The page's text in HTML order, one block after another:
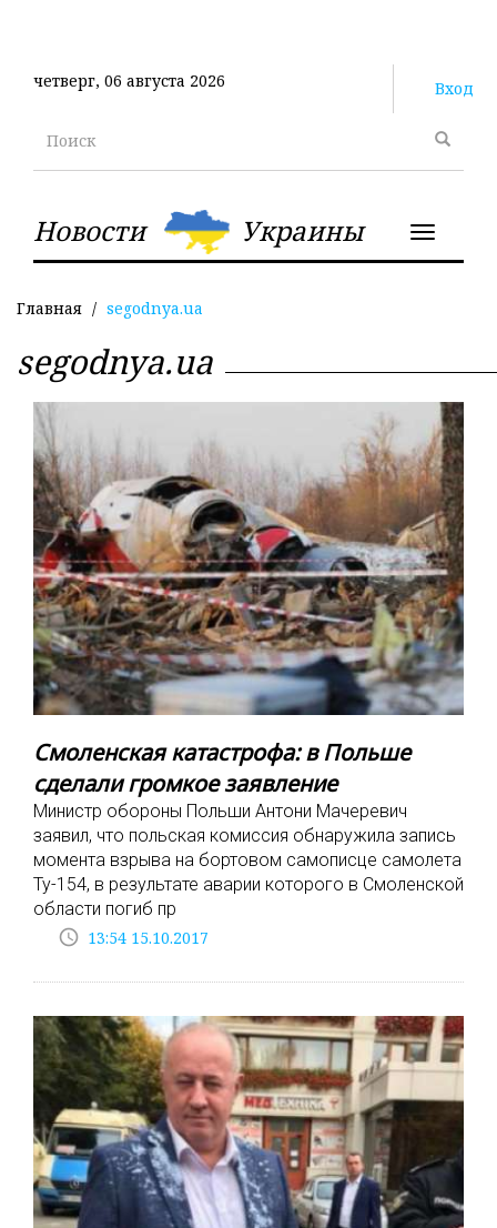
содержанию
четверг, 06 августа 2026 Вход
Поиск
Новости Украины
Toggle
Главная segodnya.ua
segodnya.ua
Смоленская катастрофа: в Польше
сделали громкое заявление
Министр обороны Польши Антони Мачеревич
заявил, что польская комиссия обнаружила запись
момента взрыва на бортовом самописце самолета
Ту-154, в результате аварии которого в Смоленской
области погиб пр
access_time 13:54 15.10.2017